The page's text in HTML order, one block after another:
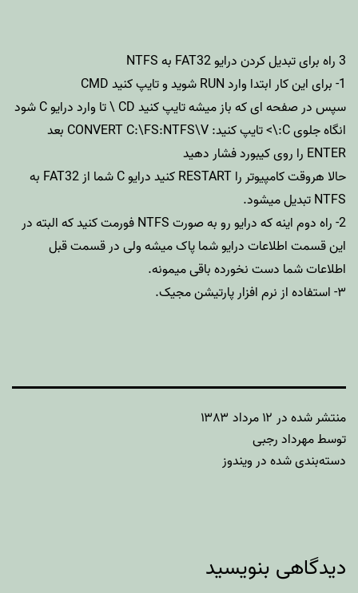
3 راه برای تبدیل کردن درایو FAT32 به NTFS
1- برای این کار ابتدا وارد RUN شوید و تایپ کنید CMD
سپس در صفحه ای که باز میشه تایپ کنید CD \ تا وارد درایو C شود
انگاه جلوی C:\> تایپ کنید: CONVERT C:\FS:NTFS\V بعد
ENTER را روی کیبورد فشار دهید
حالا هروقت کامپیوتر را RESTART کنید درایو C شما از FAT32 به
NTFS تبدیل میشود.
2- راه دوم اینه که درایو رو به صورت NTFS فورمت کنید که البته در
این قسمت اطلاعات درایو شما پاک میشه ولی در قسمت قبل
اطلاعات شما دست نخورده باقی میمونه.
۳- استفاده از نرم افزار پارتیشن مجیک.
منتشر شده در ۱۲ مرداد ۱۳۸۳
توسطمهرداد رجبی
دسته‌بندی شده در ویندوز
دیدگاهی بنویسید